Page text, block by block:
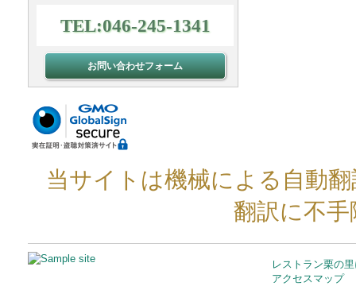
TEL:046-245-1341
お問い合わせフォーム
当サイトは機械による自動
翻訳に不
レストラン栗の
アクセスマップ